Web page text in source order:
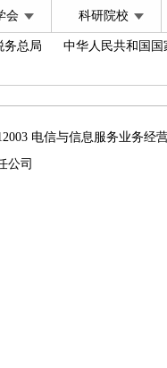
会 科研院校
务总局 中华人民共和国
电信与信息服务业务经
公司